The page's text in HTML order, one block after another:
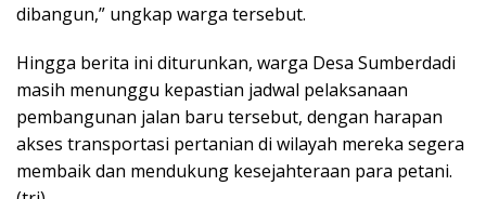
dibangun,” ungkap warga tersebut.
Hingga berita ini diturunkan, warga Desa Sumberdadi
masih menunggu kepastian jadwal pelaksanaan
pembangunan jalan baru tersebut, dengan harapan
akses transportasi pertanian di wilayah mereka segera
membaik dan mendukung kesejahteraan para petani.